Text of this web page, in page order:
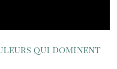
qui dominent